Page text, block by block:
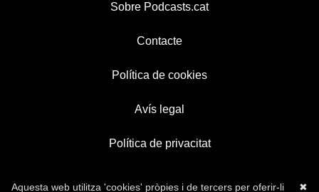
Sobre Podcasts.cat
Contacte
Política de cookies
Avís legal
Política de privacitat
✖
Aquesta web utilitza 'cookies' pròpies i de tercers per oferir-li